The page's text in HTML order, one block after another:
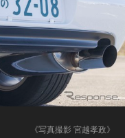
《写真撮影 宮越孝政》